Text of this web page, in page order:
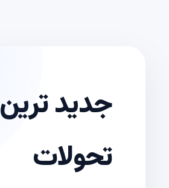
جدید ترین
تحولات